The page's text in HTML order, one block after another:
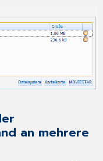
an mehrere